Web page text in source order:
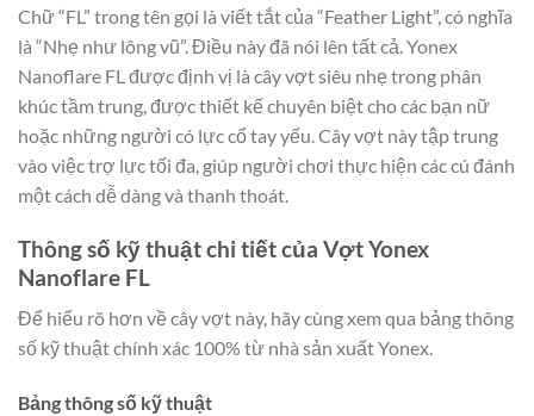
Chữ “FL” trong tên gọi là viết tắt của “Feather Light”, có nghĩa
là “Nhẹ như lông vũ”. Điều này đã nói lên tất cả. Yonex
Nanoflare FL được định vị là cây vợt siêu nhẹ trong phân
khúc tầm trung, được thiết kế chuyên biệt cho các bạn nữ
hoặc những người có lực cổ tay yếu. Cây vợt này tập trung
vào việc trợ lực tối đa, giúp người chơi thực hiện các cú đánh
một cách dễ dàng và thanh thoát.
Thông số kỹ thuật chi tiết của Vợt Yonex
Nanoflare FL
Để hiểu rõ hơn về cây vợt này, hãy cùng xem qua bảng thông
số kỹ thuật chính xác 100% từ nhà sản xuất Yonex.
Bảng thông số kỹ thuật